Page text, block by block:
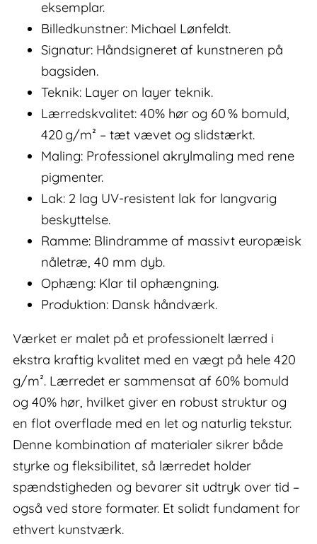
eksemplar.
Billedkunstner: Michael Lønfeldt.
Signatur: Håndsigneret af kunstneren på
bagsiden.
Teknik: Layer on layer teknik.
Lærredskvalitet: 40% hør og 60 % bomuld,
420 g/m² – tæt vævet og slidstærkt.
Maling: Professionel akrylmaling med rene
pigmenter.
Lak: 2 lag UV-resistent lak for langvarig
beskyttelse.
Ramme: Blindramme af massivt europæisk
nåletræ, 40 mm dyb.
Ophæng: Klar til ophængning.
Produktion: Dansk håndværk.
Værket er malet på et professionelt lærred i
ekstra kraftig kvalitet med en vægt på hele 420
g/m². Lærredet er sammensat af 60% bomuld
og 40% hør, hvilket giver en robust struktur og
en flot overflade med en let og naturlig tekstur.
Denne kombination af materialer sikrer både
styrke og fleksibilitet, så lærredet holder
spændstigheden og bevarer sit udtryk over tid –
også ved store formater. Et solidt fundament for
ethvert kunstværk.